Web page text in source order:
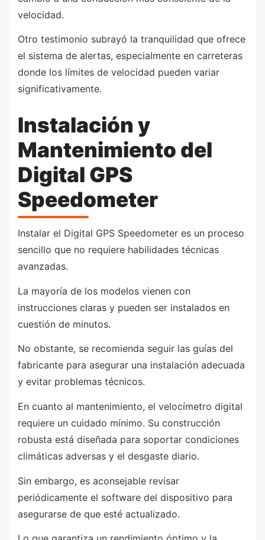
velocidad.
Otro testimonio subrayó la tranquilidad que ofrece
el sistema de alertas, especialmente en carreteras
donde los límites de velocidad pueden variar
significativamente.
Instalación y
Mantenimiento del
Digital GPS
Speedometer
Instalar el Digital GPS Speedometer es un proceso
sencillo que no requiere habilidades técnicas
avanzadas.
La mayoría de los modelos vienen con
instrucciones claras y pueden ser instalados en
cuestión de minutos.
No obstante, se recomienda seguir las guías del
fabricante para asegurar una instalación adecuada
y evitar problemas técnicos.
En cuanto al mantenimiento, el velocímetro digital
requiere un cuidado mínimo. Su construcción
robusta está diseñada para soportar condiciones
climáticas adversas y el desgaste diario.
Sin embargo, es aconsejable revisar
periódicamente el software del dispositivo para
asegurarse de que esté actualizado.